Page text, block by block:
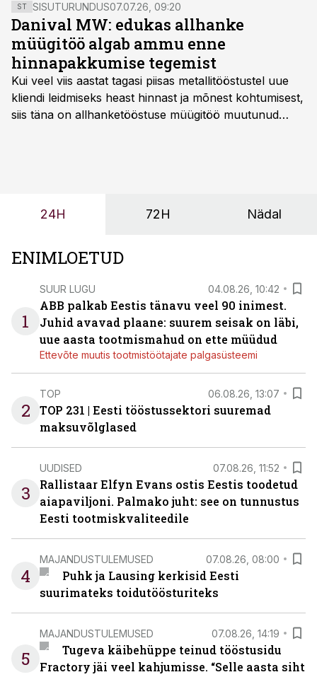
ST SISUTURUNDUS07.07.26, 09:20
Danival MW: edukas allhanke
müügitöö algab ammu enne
hinnapakkumise tegemist
Kui veel viis aastat tagasi piisas metallitööstustel uue
kliendi leidmiseks heast hinnast ja mõnest kohtumisest,
siis täna on allhanketööstuse müügitöö muutunud
24H 72H Nädal
ENIMLOETUD
1
SUUR LUGU 04.08.26, 10:42
ABB palkab Eestis tänavu veel 90 inimest.
Juhid avavad plaane: suurem seisak on läbi,
uue aasta tootmismahud on ette müüdud
Ettevõte muutis tootmistöötajate palgasüsteemi
2
TOP 06.08.26, 13:07
TOP 231 | Eesti tööstussektori suuremad
maksuvõlglased
3
UUDISED 07.08.26, 11:52
Rallistaar Elfyn Evans ostis Eestis toodetud
aiapaviljoni. Palmako juht: see on tunnustus
Eesti tootmiskvaliteedile
4
MAJANDUSTULEMUSED 07.08.26, 08:00
Puhk ja Lausing kerkisid Eesti
suurimateks toidutöösturiteks
5
MAJANDUSTULEMUSED 07.08.26, 14:19
Tugeva käibehüppe teinud tööstusidu
Fractory jäi veel kahjumisse. “Selle aasta siht